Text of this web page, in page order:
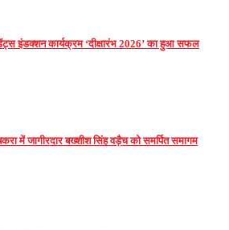
इंडक्शन कार्यक्रम ‘दीक्षारंभ 2026’ का हुआ सफल
में जागीरदार बख्शीश सिंह वड़ैच को समर्पित समागम